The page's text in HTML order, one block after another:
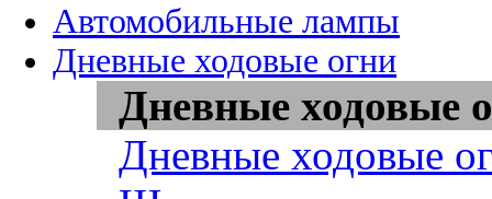
Автомобильные лампы
Дневные ходовые огни
Дневные ходовые
Дневные ходовые